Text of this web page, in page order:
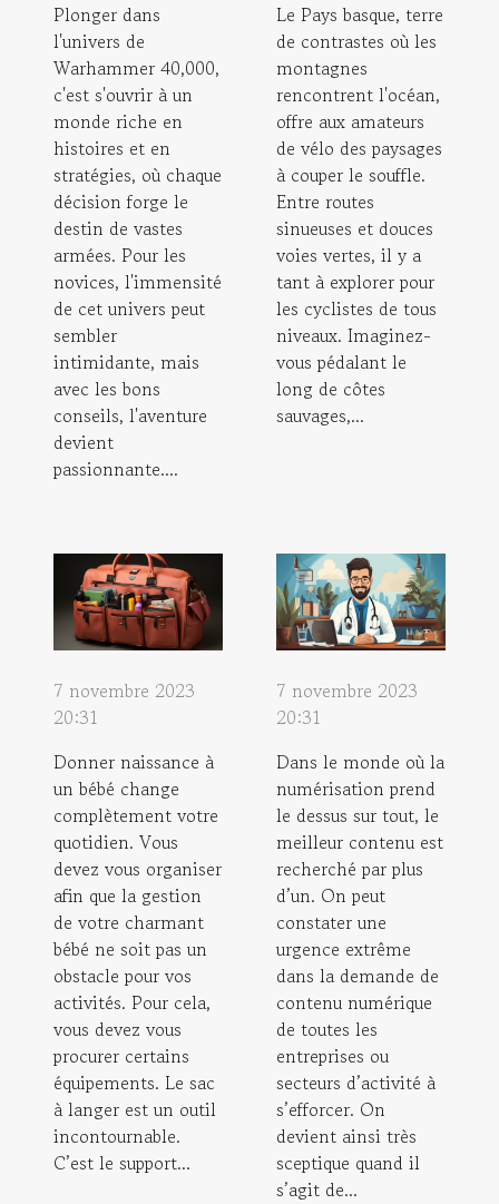
Plonger dans
l'univers de
Warhammer 40,000,
c'est s'ouvrir à un
monde riche en
histoires et en
stratégies, où chaque
décision forge le
destin de vastes
armées. Pour les
novices, l'immensité
de cet univers peut
sembler
intimidante, mais
avec les bons
conseils, l'aventure
devient
passionnante....
Le Pays basque, terre
de contrastes où les
montagnes
rencontrent l'océan,
offre aux amateurs
de vélo des paysages
à couper le souffle.
Entre routes
sinueuses et douces
voies vertes, il y a
tant à explorer pour
les cyclistes de tous
niveaux. Imaginez-
vous pédalant le
long de côtes
sauvages,...
7 novembre 2023
20:31
Donner naissance à
un bébé change
complètement votre
quotidien. Vous
devez vous organiser
afin que la gestion
de votre charmant
bébé ne soit pas un
obstacle pour vos
activités. Pour cela,
vous devez vous
procurer certains
équipements. Le sac
à langer est un outil
incontournable.
C’est le support...
7 novembre 2023
20:31
Dans le monde où la
numérisation prend
le dessus sur tout, le
meilleur contenu est
recherché par plus
d’un. On peut
constater une
urgence extrême
dans la demande de
contenu numérique
de toutes les
entreprises ou
secteurs d’activité à
s’efforcer. On
devient ainsi très
sceptique quand il
s’agit de...